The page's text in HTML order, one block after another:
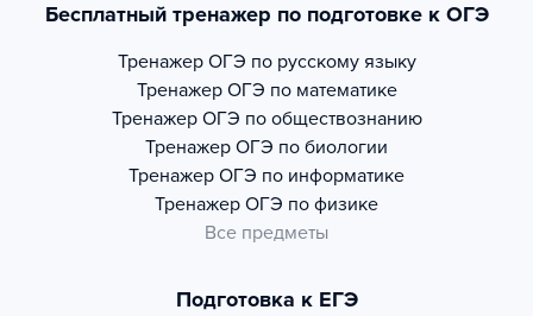
Бесплатный тренажер по подготовке к ОГЭ
Тренажер ОГЭ по русскому языку
Тренажер ОГЭ по математике
Тренажер ОГЭ по обществознанию
Тренажер ОГЭ по биологии
Тренажер ОГЭ по информатике
Тренажер ОГЭ по физике
Все предметы
Подготовка к ЕГЭ